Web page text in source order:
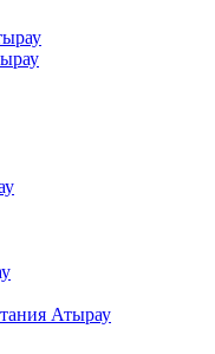
Атырау